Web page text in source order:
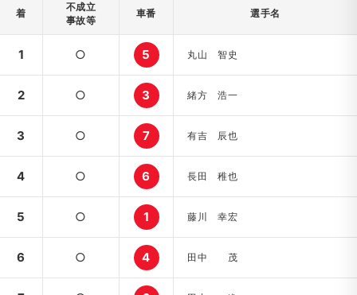
着
不成立
事故等
車番 選手名
1 ○ 5 丸山 智史
2 ○ 3 緒方 浩一
3 ○ 7 有吉 辰也
4 ○ 6 長田 稚也
5 ○ 1 藤川 幸宏
6 ○ 4 田中 茂